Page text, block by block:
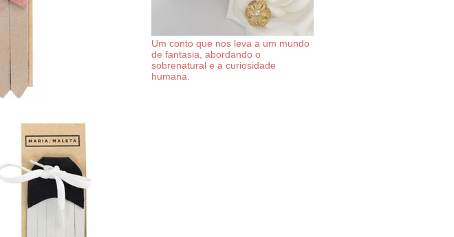
Um conto que nos leva a um mundo
de fantasia, abordando o
sobrenatural e a curiosidade
humana.